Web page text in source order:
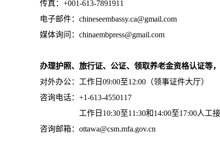
传真：+001-613-7891911
电子邮件：chineseembassy.ca@gmail.com
媒体询问：chinaembpress@gmail.com
办理护照、旅行证、公证、领取养老金资格认证等
对外办公：工作日09:00至12:00（领事证件大厅）
咨询电话：+1-613-4550117
工作日10:30至11:30和14:00至17:00人工
咨询邮箱：ottawa@csm.mfa.gov.cn